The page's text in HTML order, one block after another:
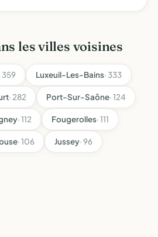
les villes voisines
359 Luxeuil-Les-Bains· 333
· 282 Port-Sur-Saône· 124
· 112 Fougerolles· 111
· 106 Jussey· 96